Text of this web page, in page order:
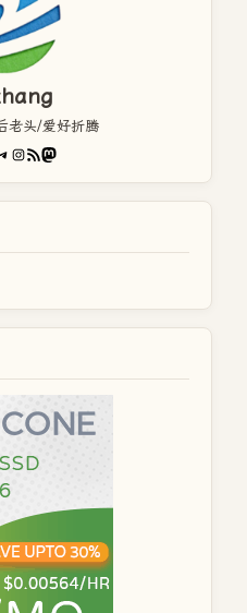
老头/爱好折腾
Instagram
RSS FeedMastodon